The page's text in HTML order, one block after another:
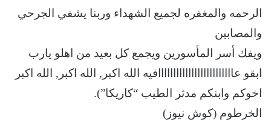
الرحمه والمغفره لجميع الشهداء وربنا يشفي الجرحي
والمصابين
ويفك أسر المأسورين ويجمع كل بعيد من اهلو يارب
ابقو عااااااااااااااااااااااااافيه الله اكبر, الله اكبر, الله اكبر
اخوكم وابنكم مدثر الطيب “كاريكا”).
الخرطوم (كوش نيوز)